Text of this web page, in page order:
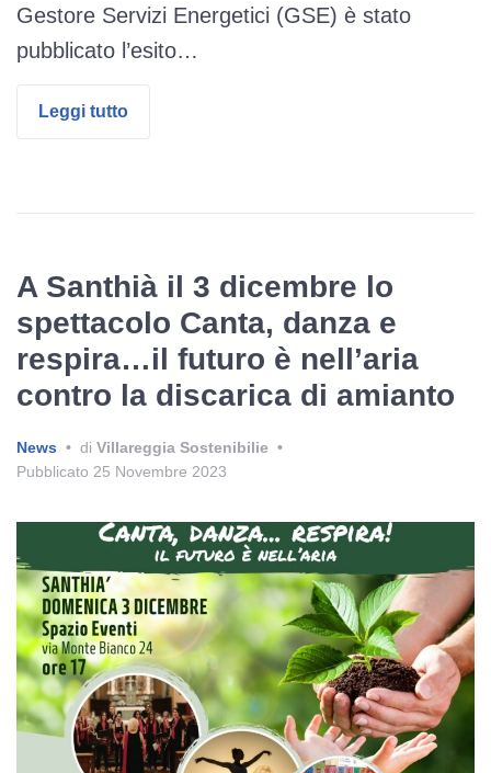
Gestore Servizi Energetici (GSE) è stato
pubblicato l’esito…
Leggi tutto
A Santhià il 3 dicembre lo
spettacolo Canta, danza e
respira…il futuro è nell’aria
contro la discarica di amianto
News • di Villareggia Sostenibilie •
Pubblicato 25 Novembre 2023